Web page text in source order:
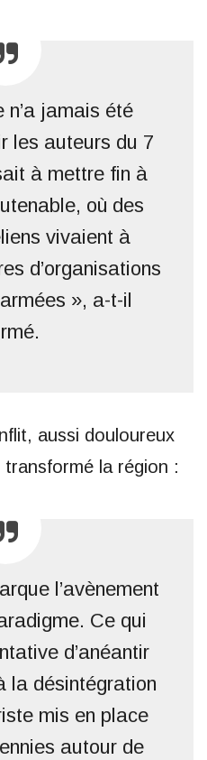
n’a jamais été
les auteurs du 7
à mettre fin à
où des
vivaient à
d’organisations
», a-t-il
aussi douloureux
la région :
l’avènement
Ce qui
d’anéantir
la désintégration
mis en place
autour de